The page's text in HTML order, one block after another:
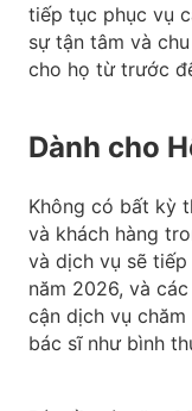
tiếp tục phục vụ
sự tận tâm và
cho họ từ trước
Dành cho
Không có bất kỳ
và khách hàng
và dịch vụ sẽ
năm 2026, và
cận dịch vụ
bác sĩ như bình